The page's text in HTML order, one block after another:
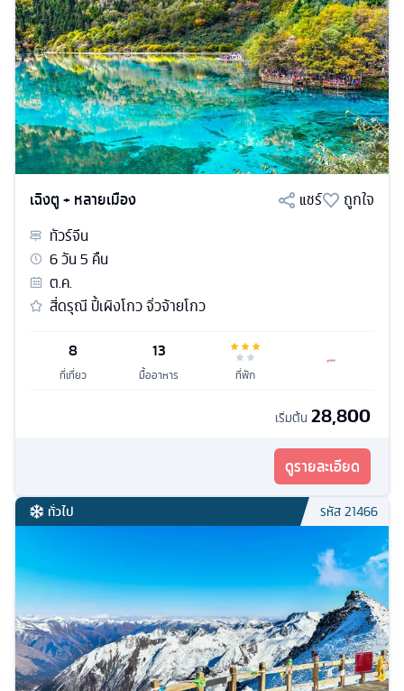
เฉิงตู + หลายเมือง แชร์
ถูกใจ
ทัวร์จีน
6วัน5 คืน
ต.ค.
สี่ดรุณี ปี้เผิงโกว จิ่วจ้ายโกว
8
ที่เที่ยว
13
มื้ออาหาร ที่พัก
เริ่มต้น 28,800
ดูรายละเอียด
ทั่วไป รหัส21466